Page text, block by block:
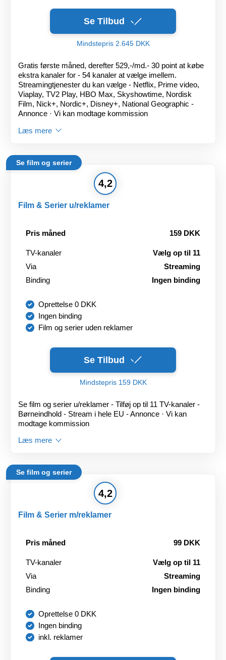
Se Tilbud
Mindstepris 2.645 DKK
Gratis første måned, derefter 529,-/md.- 30 point at købe
ekstra kanaler for - 54 kanaler at vælge imellem.
Streamingtjenester du kan vælge - Netflix, Prime video,
Viaplay, TV2 Play, HBO Max, Skyshowtime, Nordisk
Film, Nick+, Nordic+, Disney+, National Geographic -
Annonce · Vi kan modtage kommission
Læs mere
Se film og serier
Film & Serier u/reklamer
4,2
Pris måned 159 DKK
TV-kanaler
Vælg op til 11
Via
Streaming
Binding
Ingen binding
Oprettelse 0 DKK
Ingen binding
Film og serier uden reklamer
Se Tilbud
Mindstepris 159 DKK
Se film og serier u/reklamer - Tilføj op til 11 TV-kanaler -
Børneindhold - Stream i hele EU - Annonce · Vi kan
modtage kommission
Læs mere
Se film og serier
Film & Serier m/reklamer
4,2
Pris måned 99 DKK
TV-kanaler
Vælg op til 11
Via
Streaming
Binding
Ingen binding
Oprettelse 0 DKK
Ingen binding
inkl. reklamer